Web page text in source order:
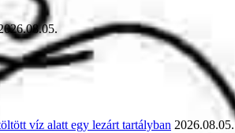
víz alatt egy lezárt tartályban 2026.08.05.